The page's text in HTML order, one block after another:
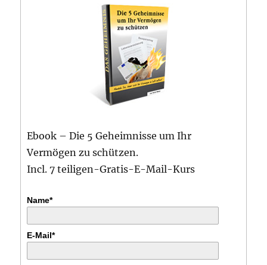
Ebook – Die 5 Geheimnisse um Ihr
Vermögen zu schützen.
Incl. 7 teiligen-Gratis-E-Mail-Kurs
Name*
E-Mail*